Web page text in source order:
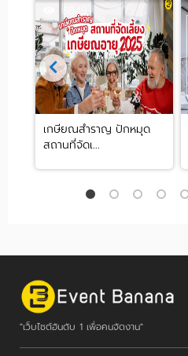
5849
เกษียณสำราญ ปักหมุด
สถานที่จัดเ...
"เว็บไซต์อันดับ 1 เพื่อคนจัดงาน"